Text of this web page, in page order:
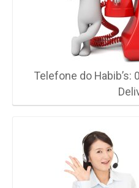
Telefone do Habib’s: